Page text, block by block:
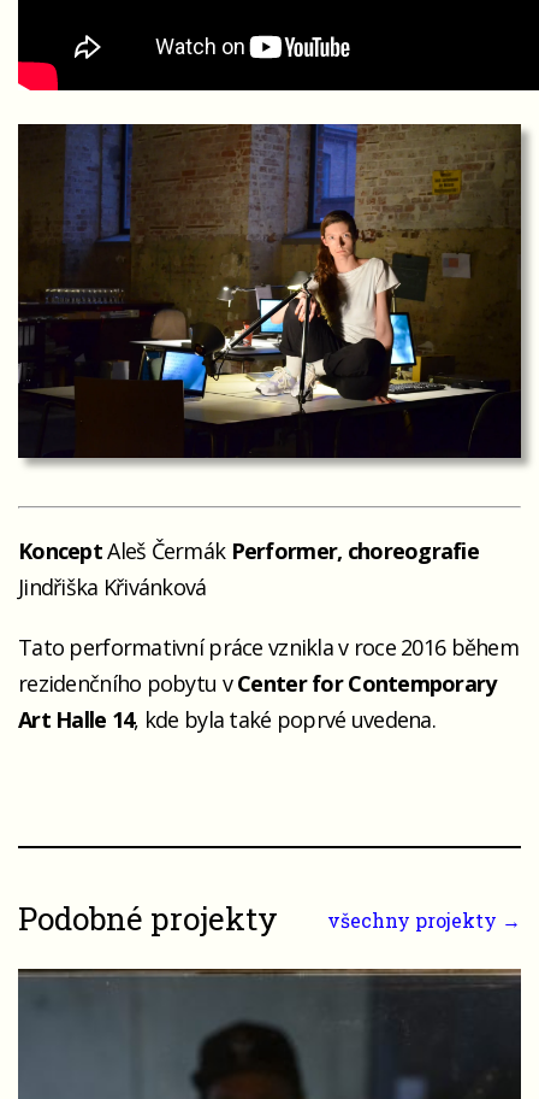
KonceptAleš Čermák Performer, choreografie
Jindřiška Křivánková
Tato performativní práce vznikla v roce 2016 během
rezidenčního pobytu vCenter for Contemporary
Art Halle 14, kde byla také poprvé uvedena.
Podobné projekty všechny projekty →